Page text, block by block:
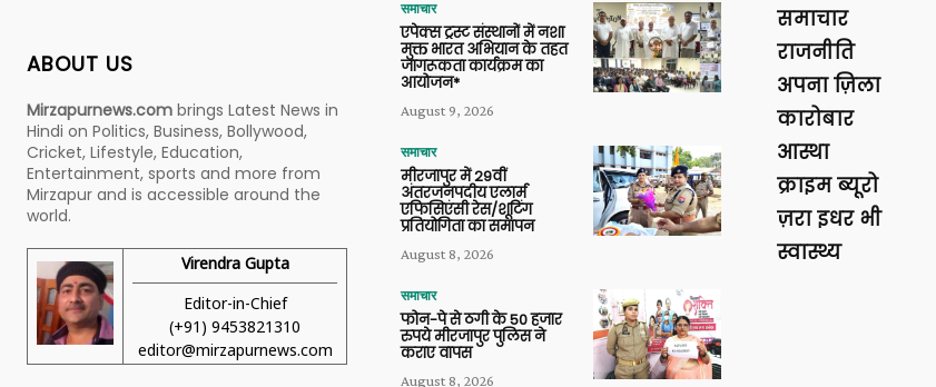
ABOUT US
Mirzapurnews.com brings Latest News in
Hindi on Politics, Business, Bollywood,
Cricket, Lifestyle, Education,
Entertainment, sports and more from
Mirzapur and is accessible around the
world.
Virendra Gupta
Editor-in-Chief
(+91) 9453821310
editor@mirzapurnews.com
समाचार
एपेक्स ट्रस्ट संस्थानों में नशा
मुक्त भारत अभियान के तहत
जागरूकता कार्यक्रम का
आयोजन*
August 9, 2026
समाचार
मीरजापुर में 29वीं
अंतरजनपदीय एलार्म
एफिसिएंसी रेस/शूटिंग
प्रतियोगिता का समापन
August 8, 2026
समाचार
फोन-पे से ठगी के 50 हजार
रुपये मीरजापुर पुलिस ने
कराए वापस
August 8, 2026
समाचार
राजनीति
अपना ज़िला
कारोबार
आस्था
क्राइम ब्यूरो
ज़रा इधर भी
स्वास्थ्य